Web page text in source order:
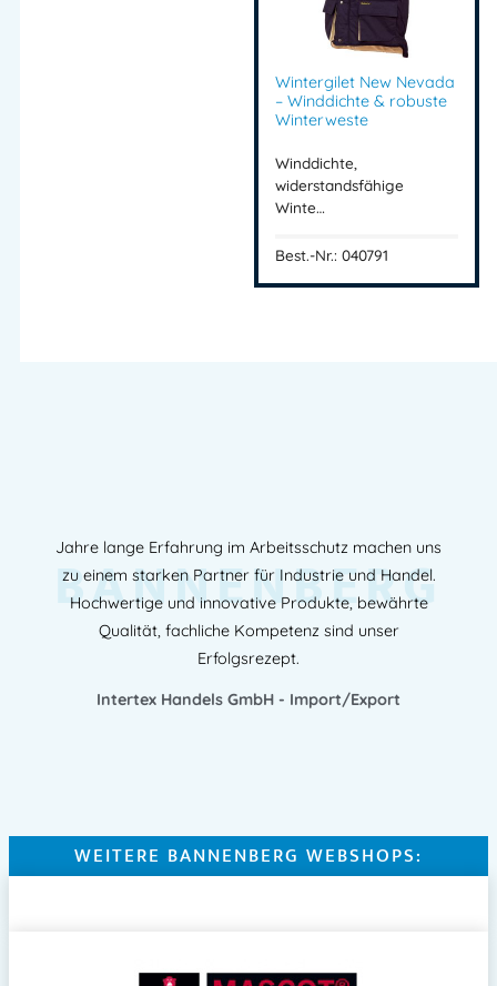
Wintergilet New Nevada
– Winddichte & robuste
Winterweste
Winddichte,
widerstandsfähige
Winte…
Best.-Nr.: 040791
Jahre lange Erfahrung im Arbeitsschutz machen uns
zu einem starken Partner für Industrie und Handel.
Hochwertige und innovative Produkte, bewährte
Qualität, fachliche Kompetenz sind unser
Erfolgsrezept.
Intertex Handels GmbH - Import/Export
BANNENBERG
WEITERE BANNENBERG WEBSHOPS: